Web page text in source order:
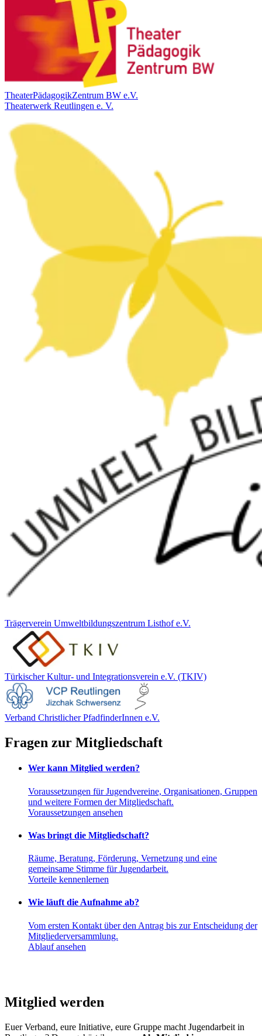
TheaterPädagogikZentrum BW e.V.
Theaterwerk Reutlingen e. V.
Trägerverein Umweltbildungszentrum Listhof e.V.
Türkischer Kultur- und Integrationsverein e.V. (TKIV)
Verband Christlicher PfadfinderInnen e.V.
Fragen zur Mitgliedschaft
Wer kann Mitglied werden?
Voraussetzungen für Jugendvereine, Organisationen, Gruppen
und weitere Formen der Mitgliedschaft.
Voraussetzungen ansehen
Was bringt die Mitgliedschaft?
Räume, Beratung, Förderung, Vernetzung und eine
gemeinsame Stimme für Jugendarbeit.
Vorteile kennenlernen
Wie läuft die Aufnahme ab?
Vom ersten Kontakt über den Antrag bis zur Entscheidung der
Mitgliederversammlung.
Ablauf ansehen
Mitglied werden
Euer Verband, eure Initiative, eure Gruppe macht Jugendarbeit in